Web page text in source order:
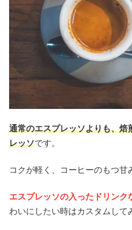
通常のエスプレッソよりも、
レッソです。
コクが軽く、コーヒーのもつ甘
エスプレッソの入ったドリンク
わいにしたい時はカスタムして